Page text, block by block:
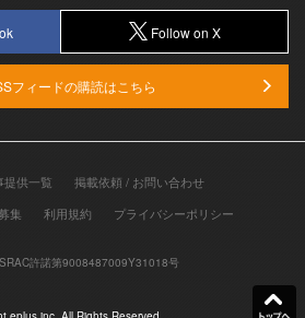
Follow on X
フィードの購読はこちら
提供一覧
掲載依頼 / お問い合わせ
集
利用規約 プライバシーポリシー
許諾第9008487009Y31018号